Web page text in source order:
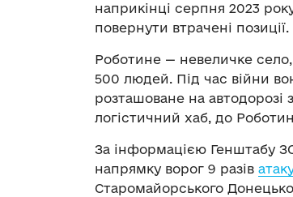
наприкінці серпня 2023
повернути втрачені позиції.
Роботине — невеличке
500 людей. Під час війни
розташоване на автодорозі
логістичний хаб, до
За інформацією Генштабу
напрямку ворог 9 разів
Старомайорського